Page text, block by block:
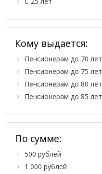
Кому выдается:
Пенсионерам до 70 лет
Пенсионерам до 75 лет
Пенсионерам до 80 лет
Пенсионерам до 85 лет
По сумме:
500 рублей
1 000 рублей